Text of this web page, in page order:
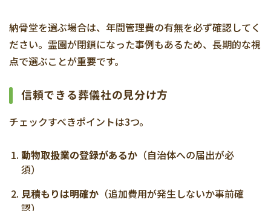
納骨堂を選ぶ場合は、年間管理費の有無を必ず確認してく
ださい。霊園が閉鎖になった事例もあるため、長期的な視
点で選ぶことが重要です。
信頼できる葬儀社の見分け方
チェックすべきポイントは3つ。
動物取扱業の登録があるか （自治体への届出が必
須）
見積もりは明確か （追加費用が発生しないか事前確
認）